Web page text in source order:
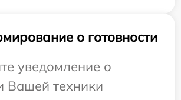
о готовности
уведомление о
Вашей техники